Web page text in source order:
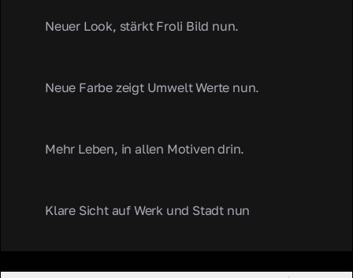
Neuer Look, stärkt Froli Bild nun.
Neue Farbe zeigt Umwelt Werte nun.
Mehr Leben, in allen Motiven drin.
Klare Sicht auf Werk und Stadt nun